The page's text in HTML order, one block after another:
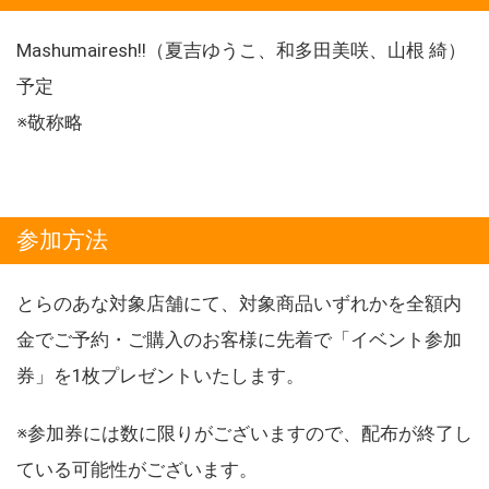
Mashumairesh!!（夏吉ゆうこ、和多田美咲、山根 綺）
予定
※敬称略
参加方法
とらのあな対象店舗にて、対象商品いずれかを全額内
金でご予約・ご購入のお客様に先着で「イベント参加
券」を1枚プレゼントいたします。
※参加券には数に限りがございますので、配布が終了し
ている可能性がございます。